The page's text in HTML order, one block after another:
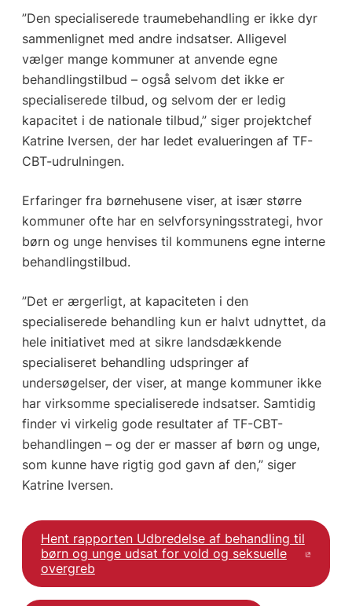
”Den specialiserede traumebehandling er ikke dyr
sammenlignet med andre indsatser. Alligevel
vælger mange kommuner at anvende egne
behandlingstilbud – også selvom det ikke er
specialiserede tilbud, og selvom der er ledig
kapacitet i de nationale tilbud,” siger projektchef
Katrine Iversen, der har ledet evalueringen af TF-
CBT-udrulningen.
Erfaringer fra børnehusene viser, at især større
kommuner ofte har en selvforsyningsstrategi, hvor
børn og unge henvises til kommunens egne interne
behandlingstilbud.
”Det er ærgerligt, at kapaciteten i den
specialiserede behandling kun er halvt udnyttet, da
hele initiativet med at sikre landsdækkende
specialiseret behandling udspringer af
undersøgelser, der viser, at mange kommuner ikke
har virksomme specialiserede indsatser. Samtidig
finder vi virkelig gode resultater af TF-CBT-
behandlingen – og der er masser af børn og unge,
som kunne have rigtig god gavn af den,” siger
Katrine Iversen.
Hent rapporten Udbredelse af behandling til
børn og unge udsat for vold og seksuelle
overgreb